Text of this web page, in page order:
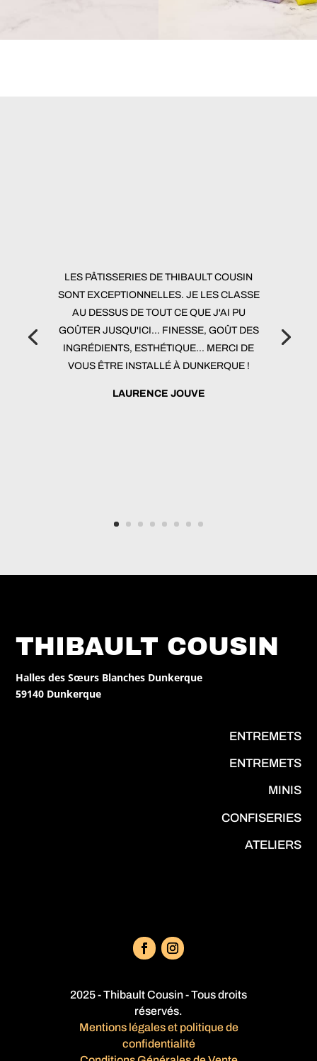
LES PÂTISSERIES DE THIBAULT COUSIN
SONT EXCEPTIONNELLES. JE LES CLASSE
AU DESSUS DE TOUT CE QUE J'AI PU
GOÛTER JUSQU'ICI... FINESSE, GOÛT DES
INGRÉDIENTS, ESTHÉTIQUE... MERCI DE
VOUS ÊTRE INSTALLÉ À DUNKERQUE !
LAURENCE JOUVE
THIBAULT COUSIN
Halles des Sœurs Blanches Dunkerque
59140 Dunkerque
ENTREMETS
ENTREMETS
MINIS
CONFISERIES
ATELIERS
2025 - Thibault Cousin - Tous droits
réservés.
Mentions légales et politique de
confidentialité